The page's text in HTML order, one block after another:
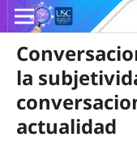
la
actualidad